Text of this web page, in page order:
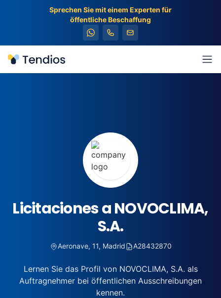
Sprechen Sie mit einem Experten für
öffentliche Beschaffung
Tendios
Licitaciones a NOVOCLIMA,
S.A.
Aeronave, 11, Madrid A28432870
Lernen Sie das Profil von NOVOCLIMA, S.A. als
Auftragnehmer bei öffentlichen Ausschreibungen
kennen.